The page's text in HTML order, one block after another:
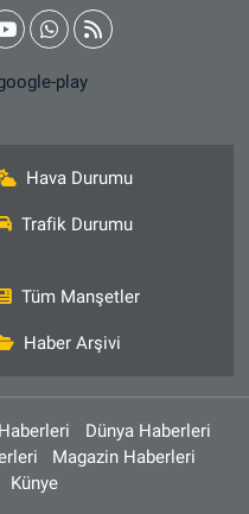
Hava Durumu
Trafik Durumu
Tüm Manşetler
Haber Arşivi
Dünya Haberleri
Magazin Haberleri
Künye